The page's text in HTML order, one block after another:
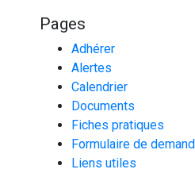
Pages
Adhérer
Alertes
Calendrier
Documents
Fiches pratiques
Formulaire de
Liens utiles